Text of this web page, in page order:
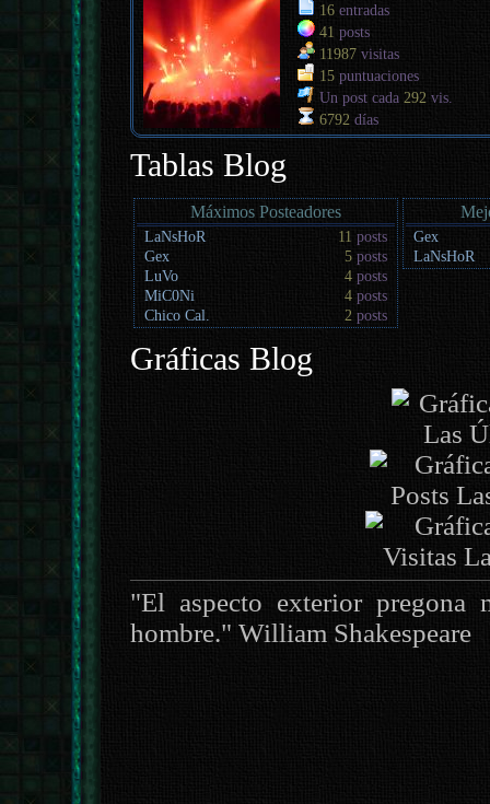
16entradas
41 posts
11987visitas
15puntuaciones
Un post cada 292 vis.
6792 días
Tablas Blog
Máximos Posteadores
LaNsHoR 11 posts
Gex
5 posts
LuVo
4 posts
MiC0Ni
4 posts
Chico Cal.
2 posts
Gex
LaNsHoR
Gráficas Blog
"El aspecto exterior pregona
hombre." William Shakespeare